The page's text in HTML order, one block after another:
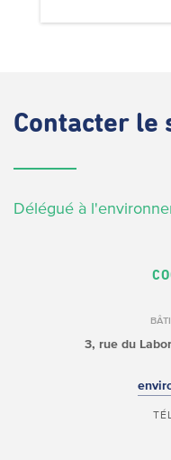
Contacter le
Délégué à
3, rue du